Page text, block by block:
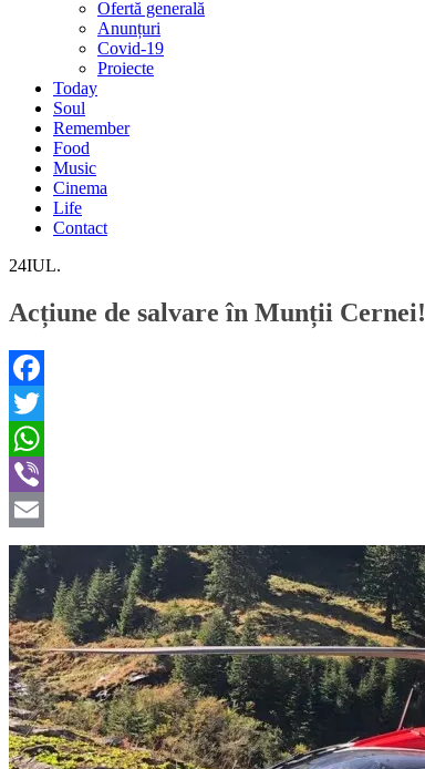
Ofertă generală
Anunțuri
Covid-19
Proiecte
Today
Soul
Remember
Food
Music
Cinema
Life
Contact
24IUL.
Acțiune de salvare în Munții Cernei!
Facebook
Twitter
WhatsApp
Viber
Email